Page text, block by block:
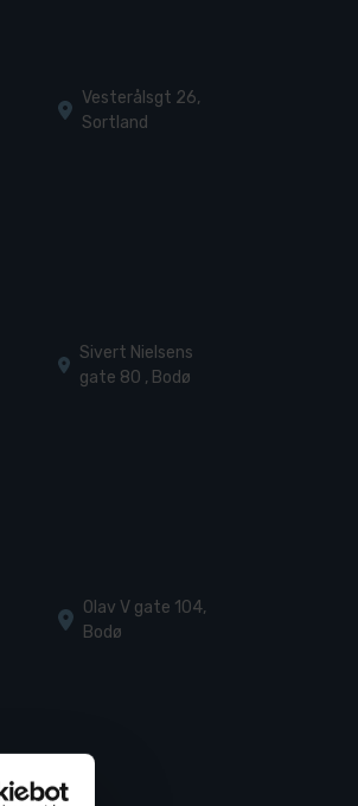
Vesterålsgt 26,
Sortland
Sivert Nielsens
gate 80 , Bodø
Olav V gate 104,
Bodø